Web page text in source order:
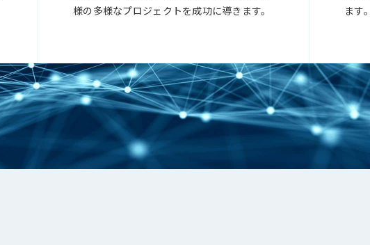
様の多様なプロジェクトを成功に導きます。
ます